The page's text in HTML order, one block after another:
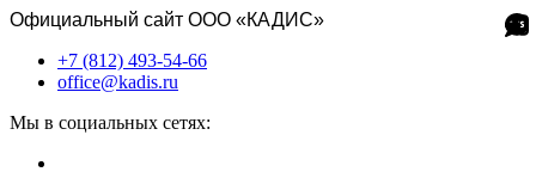
Официальный сайт ООО «КАДИС»
+7 (812) 493-54-66
office@kadis.ru
Мы в социальных сетях: